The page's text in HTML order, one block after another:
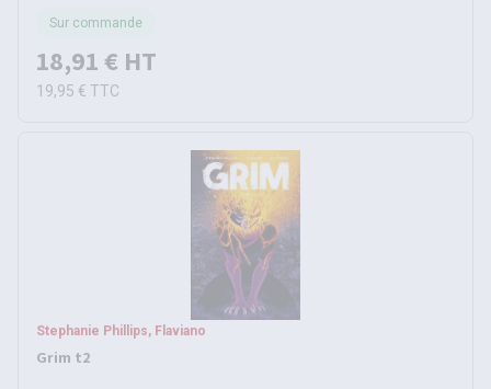
Sur commande
18,91 € HT
19,95 € TTC
Stephanie Phillips, Flaviano
Grim t2